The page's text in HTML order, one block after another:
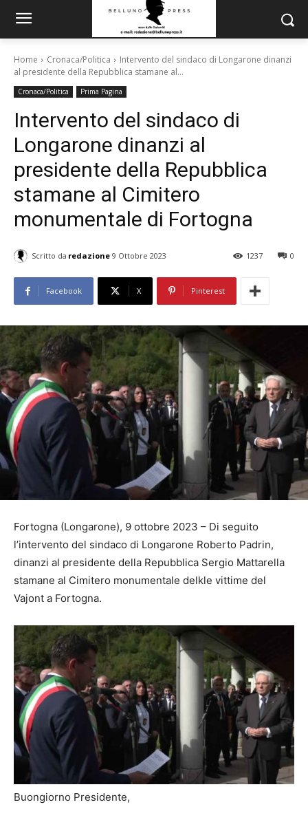
Home Cronaca/Politica
Intervento del sindaco di Longarone dinanzi
al presidente della Repubblica stamane al...
Cronaca/Politica Prima Pagina
Intervento del sindaco di
Longarone dinanzi al
presidente della Repubblica
stamane al Cimitero
monumentale di Fortogna
Scritto da redazione 9 Ottobre 2023 0
1237
Facebook X Pinterest
Fortogna (Longarone), 9 ottobre 2023 – Di seguito
l’intervento del sindaco di Longarone Roberto Padrin,
dinanzi al presidente della Repubblica Sergio Mattarella
stamane al Cimitero monumentale delkle vittime del
Vajont a Fortogna.
Buongiorno Presidente,